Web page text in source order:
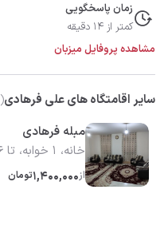
زمان پاسخگویی
کمتر از 14 دقیقه
مشاهده پروفایل میزبان
سایر اقامتگاه های علی فرهادی(
مبله فرهادی
خانه، 1 خوابه، تا 6 مهمان
از1,400,000تومان